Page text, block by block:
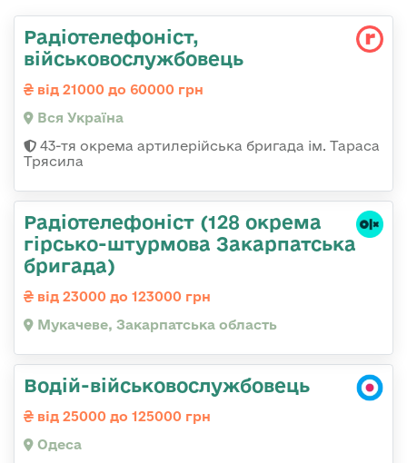
Радіотелефоніст,
військовослужбовець
від 21000 до 60000 грн
Вся Україна
43-тя окрема артилерійська бригада ім. Тараса
Трясила
Радіотелефоніст (128 окрема
гірсько-штурмова Закарпатська
бригада)
від 23000 до 123000 грн
Мукачеве, Закарпатська область
Водій-військовослужбовець
від 25000 до 125000 грн
Одеса